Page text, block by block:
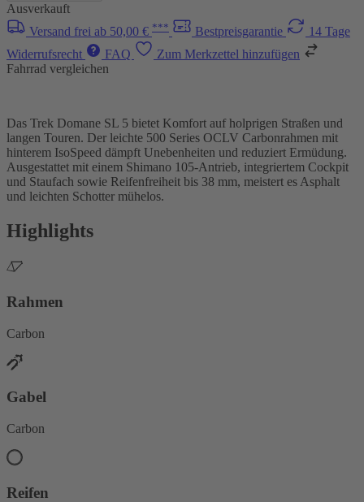
Ausverkauft
Versand frei ab 50,00 € *** Bestpreisgarantie
14 Tage
Widerrufsrecht
FAQ
Zum Merkzettel hinzufügen
Fahrrad vergleichen
Das Trek Domane SL 5 bietet Komfort auf holprigen Straßen und
langen Touren. Der leichte 500 Series OCLV Carbonrahmen mit
hinterem IsoSpeed dämpft Unebenheiten und reduziert Ermüdung.
Ausgestattet mit einem Shimano 105-Antrieb, integriertem Cockpit
und Staufach sowie Reifenfreiheit bis 38 mm, meistert es Asphalt
und leichten Schotter mühelos.
Highlights
Rahmen
Carbon
Gabel
Carbon
Reifen